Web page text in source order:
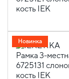
Новинка